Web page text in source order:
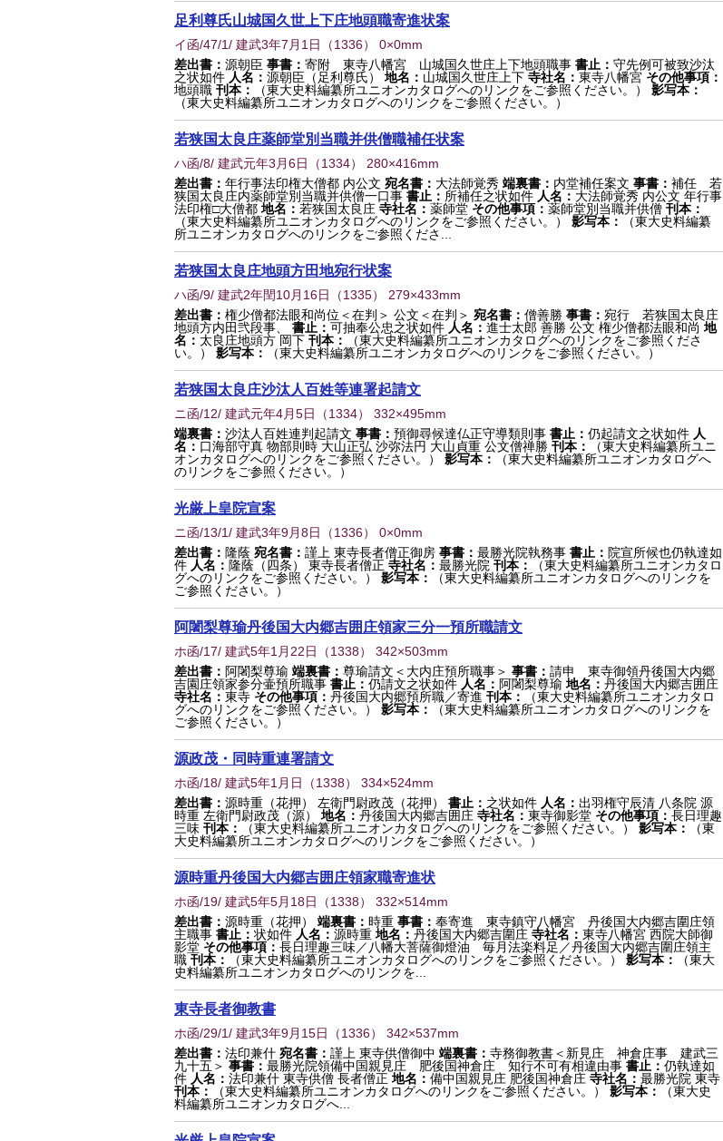
足利尊氏山城国久世上下庄地頭職寄進状案
イ函/47/1/ 建武3年7月1日 （1336） 0×0mm
差出書： 源朝臣 事書： 寄附 東寺八幡宮 山城国久世庄上下地頭職事 書止： 守先例可被致沙汰
之状如件 人名： 源朝臣（足利尊氏） 地名： 山城国久世庄上下 寺社名： 東寺八幡宮 その他事項：
地頭職 刊本： （東大史料編纂所ユニオンカタログへのリンクをご参照ください。）
影写本：
（東大史料編纂所ユニオンカタログへのリンクをご参照ください。）
若狭国太良庄薬師堂別当職并供僧職補任状案
ハ函/8/ 建武元年3月6日 （1334） 280×416mm
差出書： 年行事法印権大僧都 内公文 宛名書： 大法師覚秀 端裏書： 内堂補任案文 事書： 補任 若
狭国太良庄内薬師堂別当職并供僧一口事 書止： 所補任之状如件 人名： 大法師覚秀 内公文 年行事
法印権□大僧都 地名： 若狭国太良庄 寺社名： 薬師堂 その他事項： 薬師堂別当職并供僧 刊本：
（東大史料編纂所ユニオンカタログへのリンクをご参照ください。）
影写本：
（東大史料編纂
所ユニオンカタログへのリンクをご参照くださ...
若狭国太良庄地頭方田地宛行状案
ハ函/9/ 建武2年閏10月16日 （1335） 279×433mm
差出書： 権少僧都法眼和尚位＜在判＞ 公文＜在判＞ 宛名書： 僧善勝 事書： 宛行 若狭国太良庄
地頭方内田弐段事、
書止： 可抽奉公忠之状如件 人名： 進士太郎 善勝 公文 権少僧都法眼和尚 地
名： 太良庄地頭方 岡下 刊本：
（東大史料編纂所ユニオンカタログへのリンクをご参照くださ
い。）
影写本： （東大史料編纂所ユニオンカタログへのリンクをご参照ください。）
若狭国太良庄沙汰人百姓等連署起請文
ニ函/12/ 建武元年4月5日 （1334） 332×495mm
端裏書： 沙汰人百姓連判起請文 事書： 預御尋候達仏正守導類則事 書止： 仍起請文之状如件 人
名： 口海部守真 物部則時 大山正弘 沙弥法円 大山貞重 公文僧禅勝 刊本：
（東大史料編纂所ユニ
オンカタログへのリンクをご参照ください。）
影写本：
（東大史料編纂所ユニオンカタログへ
のリンクをご参照ください。）
光厳上皇院宣案
ニ函/13/1/ 建武3年9月8日 （1336） 0×0mm
差出書： 隆蔭 宛名書： 謹上 東寺長者僧正御房 事書： 最勝光院執務事 書止： 院宣所候也仍執達如
件 人名： 隆蔭（四条） 東寺長者僧正 寺社名： 最勝光院 刊本：
（東大史料編纂所ユニオンカタロ
グへのリンクをご参照ください。）
影写本：
（東大史料編纂所ユニオンカタログへのリンクを
ご参照ください。）
阿闍梨尊瑜丹後国大内郷吉囲庄領家三分一預所職請文
ホ函/17/ 建武5年1月22日 （1338） 342×503mm
差出書： 阿闍梨尊瑜 端裏書： 尊瑜請文＜大内庄預所職事＞ 事書： 請申 東寺御領丹後国大内郷
吉園庄領家参分壷預所職事 書止： 仍請文之状如件 人名： 阿闍梨尊瑜 地名： 丹後国大内郷吉囲庄
寺社名： 東寺 その他事項： 丹後国大内郷預所職／寄進 刊本：
（東大史料編纂所ユニオンカタロ
グへのリンクをご参照ください。）
影写本：
（東大史料編纂所ユニオンカタログへのリンクを
ご参照ください。）
源政茂・同時重連署請文
ホ函/18/ 建武5年1月日 （1338） 334×524mm
差出書： 源時重（花押） 左衛門尉政茂（花押） 書止： 之状如件 人名： 出羽権守辰清 八条院 源
時重 左衛門尉政茂（源）
地名： 丹後国大内郷吉囲庄 寺社名： 東寺御影堂 その他事項： 長日理趣
三味 刊本： （東大史料編纂所ユニオンカタログへのリンクをご参照ください。） 影写本：
（東
大史料編纂所ユニオンカタログへのリンクをご参照ください。）
源時重丹後国大内郷吉囲庄領家職寄進状
ホ函/19/ 建武5年5月18日 （1338） 332×514mm
差出書： 源時重（花押） 端裏書： 時重 事書： 奉寄進 東寺鎮守八幡宮 丹後国大内郷吉圍庄領
主職事 書止： 状如件 人名： 源時重 地名： 丹後国大内郷吉圍庄 寺社名： 東寺八幡宮 西院大師御
影堂 その他事項： 長日理趣三味／八幡大菩薩御燈油 毎月法楽料足／丹後国大内郷吉圍庄領主
職 刊本： （東大史料編纂所ユニオンカタログへのリンクをご参照ください。） 影写本：
（東大
史料編纂所ユニオンカタログへのリンクを...
東寺長者御教書
ホ函/29/1/ 建武3年9月15日 （1336） 342×537mm
差出書： 法印兼什 宛名書： 謹上 東寺供僧御中 端裏書： 寺務御教書＜新見庄 神倉庄事 建武三
九十五＞ 事書： 最勝光院領備中国親見庄 肥後国神倉庄 知行不可有相違由事 書止： 仍執達如
件 人名： 法印兼什 東寺供僧 長者僧正 地名： 備中国親見庄 肥後国神倉庄 寺社名： 最勝光院 東寺
刊本：
（東大史料編纂所ユニオンカタログへのリンクをご参照ください。） 影写本：
（東大史
料編纂所ユニオンカタログへ...